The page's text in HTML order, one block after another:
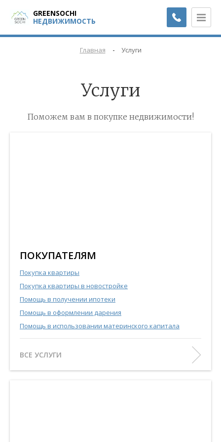
GREENSOCHI
НЕДВИЖИМОСТЬ
Главная - Услуги
Услуги
Поможем вам в покупке недвижимости!
ПОКУПАТЕЛЯМ
Покупка квартиры
Покупка квартиры в новостройке
Помощь в получении ипотеки
Помощь в оформлении дарения
Помощь в использовании материнского капитала
ВСЕ УСЛУГИ